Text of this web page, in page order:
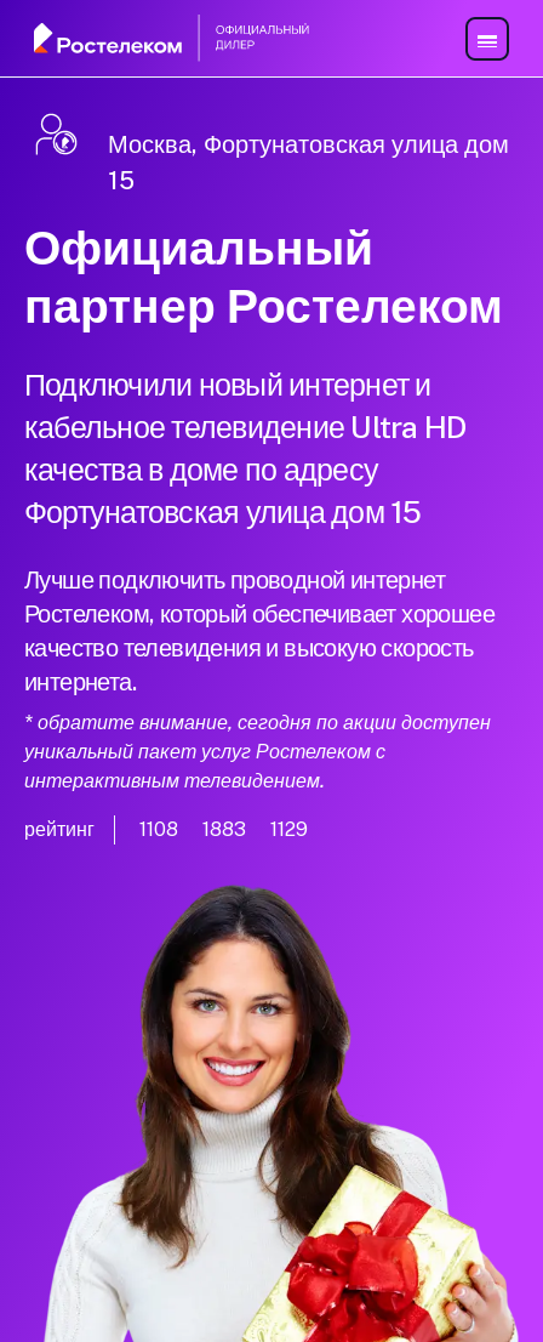
Москва, Фортунатовская улица дом
15
Официальный
партнер Ростелеком
Подключили новый интернет и
кабельное телевидение Ultra HD
качества в доме по адресу
Фортунатовская улица дом 15
Лучше подключить проводной интернет
Ростелеком, который обеспечивает хорошее
качество телевидения и высокую скорость
интернета.
* обратите внимание, сегодня по акции доступен
уникальный пакет услуг Ростелеком с
интерактивным телевидением.
рейтинг 1108 1883 1129